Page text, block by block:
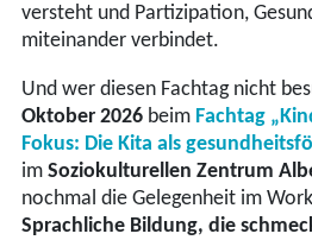
versteht und Partizipation,
miteinander verbindet.
Und wer diesen Fachtag nicht
Oktober 2026 beim Fachtag
Fokus: Die Kita als
im Soziokulturellen Zentrum
nochmal die Gelegenheit im
Sprachliche Bildung, die